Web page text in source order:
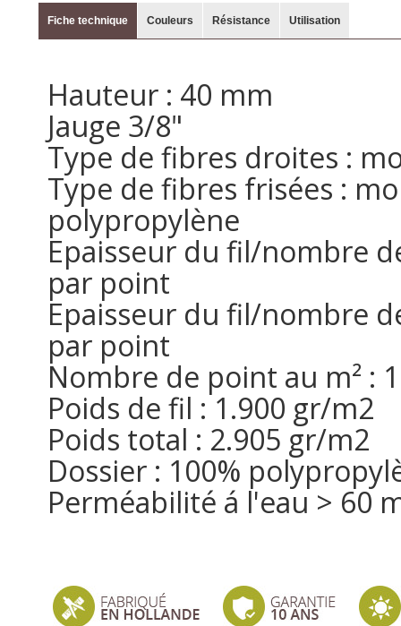
Fiche technique Couleurs Résistance Utilisation
Hauteur : 40 mm
Jauge 3/8"
Type de fibres droites :
Type de fibres frisées :
polypropylène
Epaisseur du fil/nombre
par point
Epaisseur du fil/nombre
par point
Nombre de point au m² :
Poids de fil : 1.900 gr/m2
Poids total : 2.905 gr/m2
Dossier : 100%
Perméabilité á l'eau > 60